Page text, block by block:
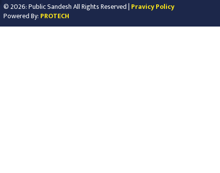
© 2026: Public Sandesh All Rights Reserved | Pravicy Policy
Powered By: PROTECH